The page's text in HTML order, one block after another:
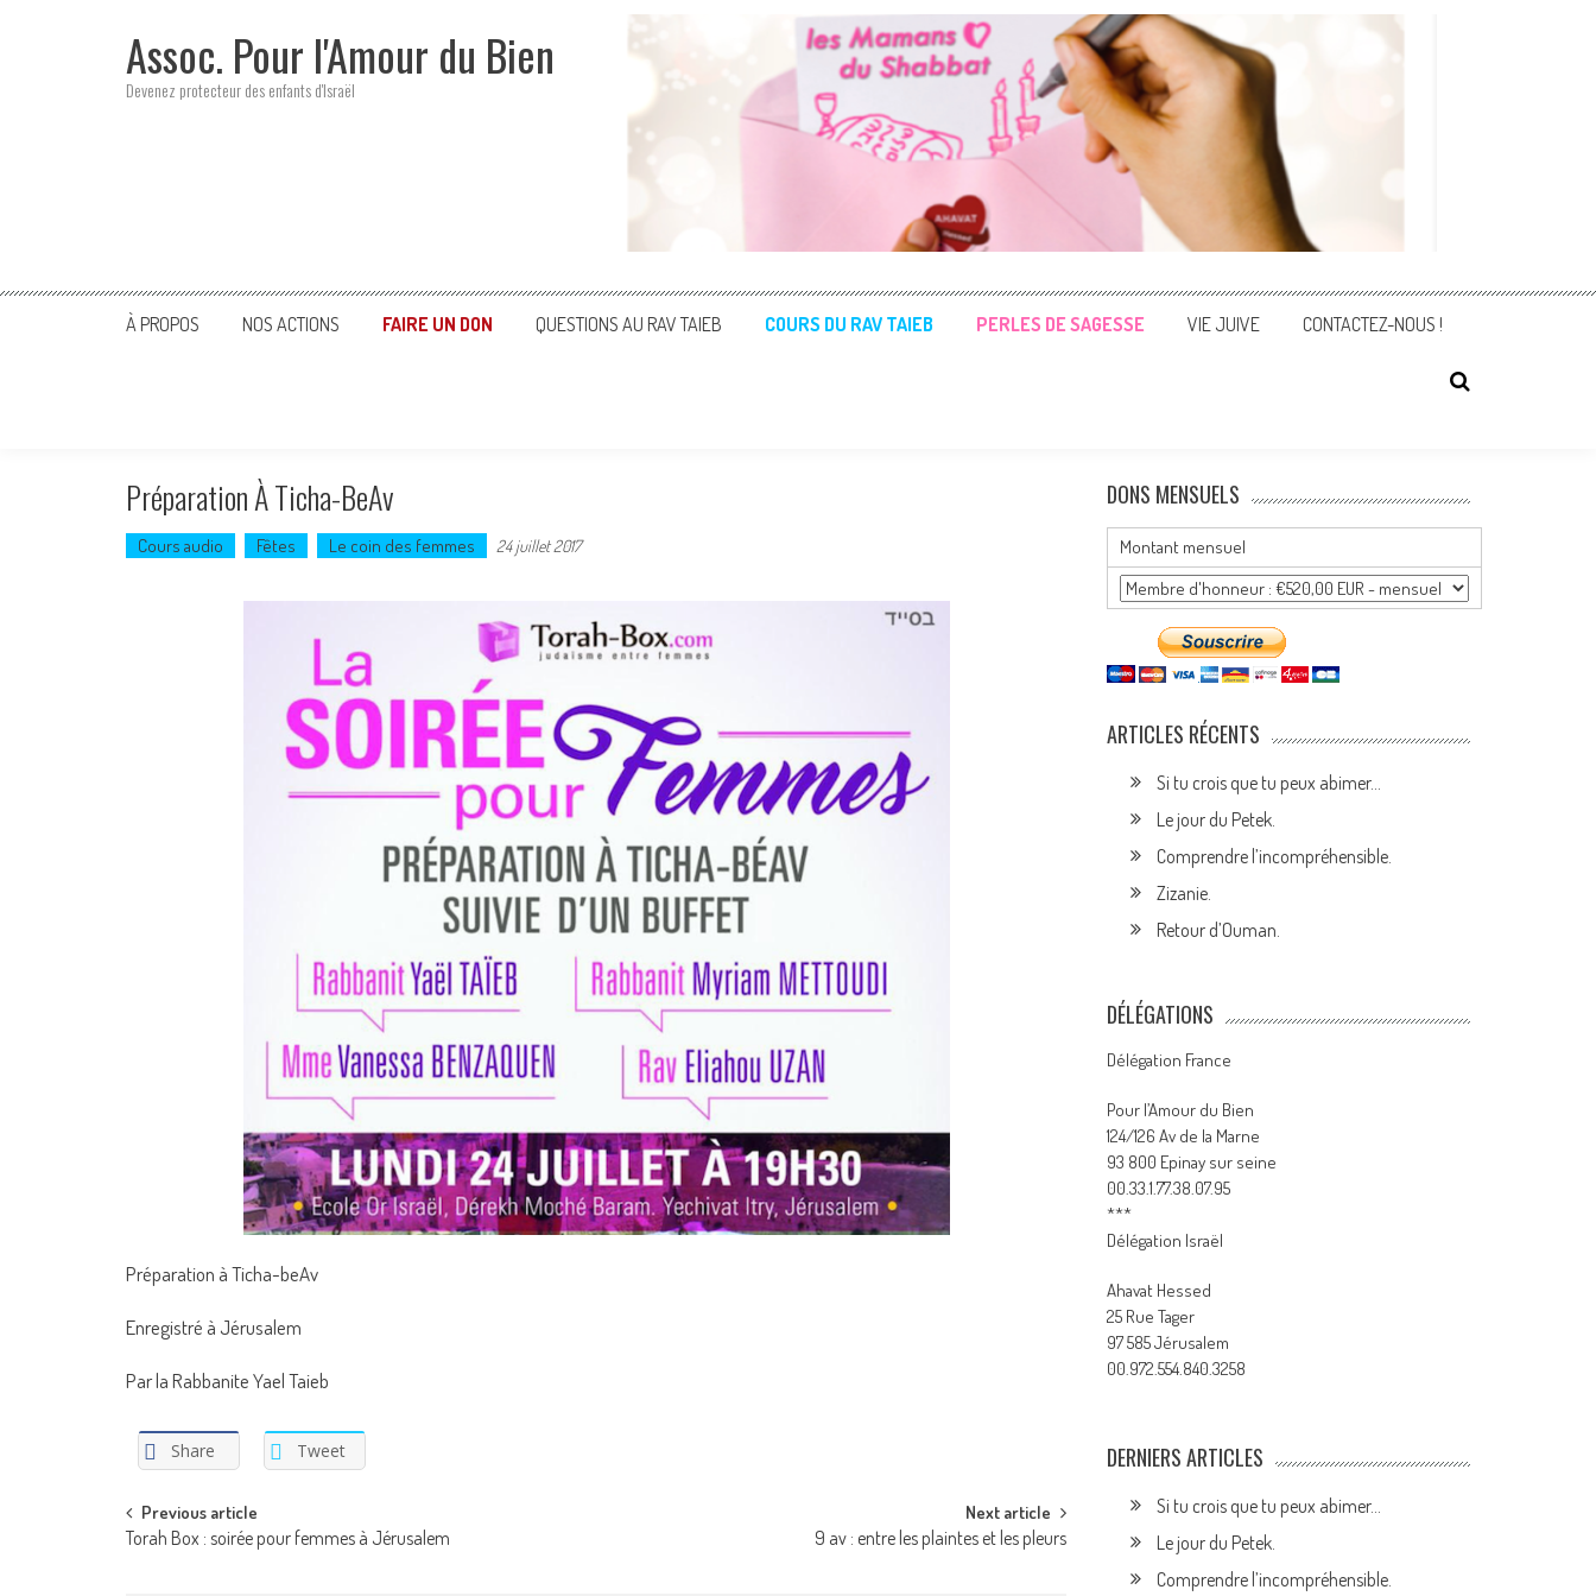
Assoc. Pour l'Amour du Bien
Devenez protecteur des enfants d'Israël
À PROPOS NOS ACTIONS FAIRE UN DON QUESTIONS AU RAV TAIEB COURS DU RAV TAIEB PERLES DE SAGESSE VIE JUIVE CONTACTEZ-NOUS !
Préparation À Ticha-BeAv
Cours audio Fêtes Le coin des femmes 24 juillet 2017
Préparation à Ticha-beAv
Enregistré à Jérusalem
Par la Rabbanite Yael Taieb
Share Tweet
Post
navigation
Previous article
Torah Box : soirée pour femmes à Jérusalem
Next article
9 av : entre les plaintes et les pleurs
DONS MENSUELS
Montant mensuel
ARTICLES RÉCENTS
Si tu crois que tu peux abimer…
Le jour du Petek.
Comprendre l’incompréhensible.
Zizanie.
Retour d’Ouman.
DÉLÉGATIONS
Délégation France
Pour l’Amour du Bien
124/126 Av de la Marne
93 800 Epinay sur seine
00.33.1.77.38.07.95
***
Délégation Israël
Ahavat Hessed
25 Rue Tager
97 585 Jérusalem
00.972.554.840.3258
DERNIERS ARTICLES
Si tu crois que tu peux abimer…
Le jour du Petek.
Comprendre l’incompréhensible.